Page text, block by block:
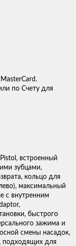
по Счету для
встроенный
зубцами,
кольцо для
максимальный
с внутренним
быстрого
зажима и
смены насадок,
подходящих для